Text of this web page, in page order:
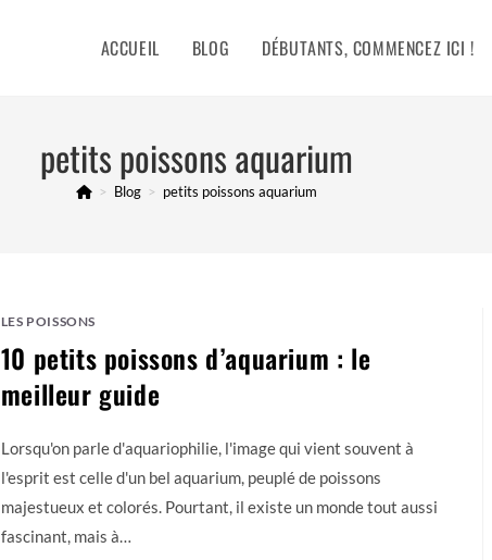
ACCUEIL BLOG DÉBUTANTS, COMMENCEZ ICI !
petits poissons aquarium
> Blog > petits poissons aquarium
LES POISSONS
10 petits poissons d’aquarium : le
meilleur guide
Lorsqu'on parle d'aquariophilie, l'image qui vient souvent à
l'esprit est celle d'un bel aquarium, peuplé de poissons
majestueux et colorés. Pourtant, il existe un monde tout aussi
fascinant, mais à…